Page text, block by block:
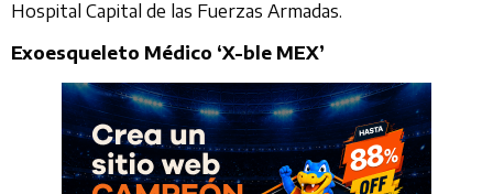
Hospital Capital de las Fuerzas Armadas.
Exoesqueleto Médico ‘X-ble MEX’